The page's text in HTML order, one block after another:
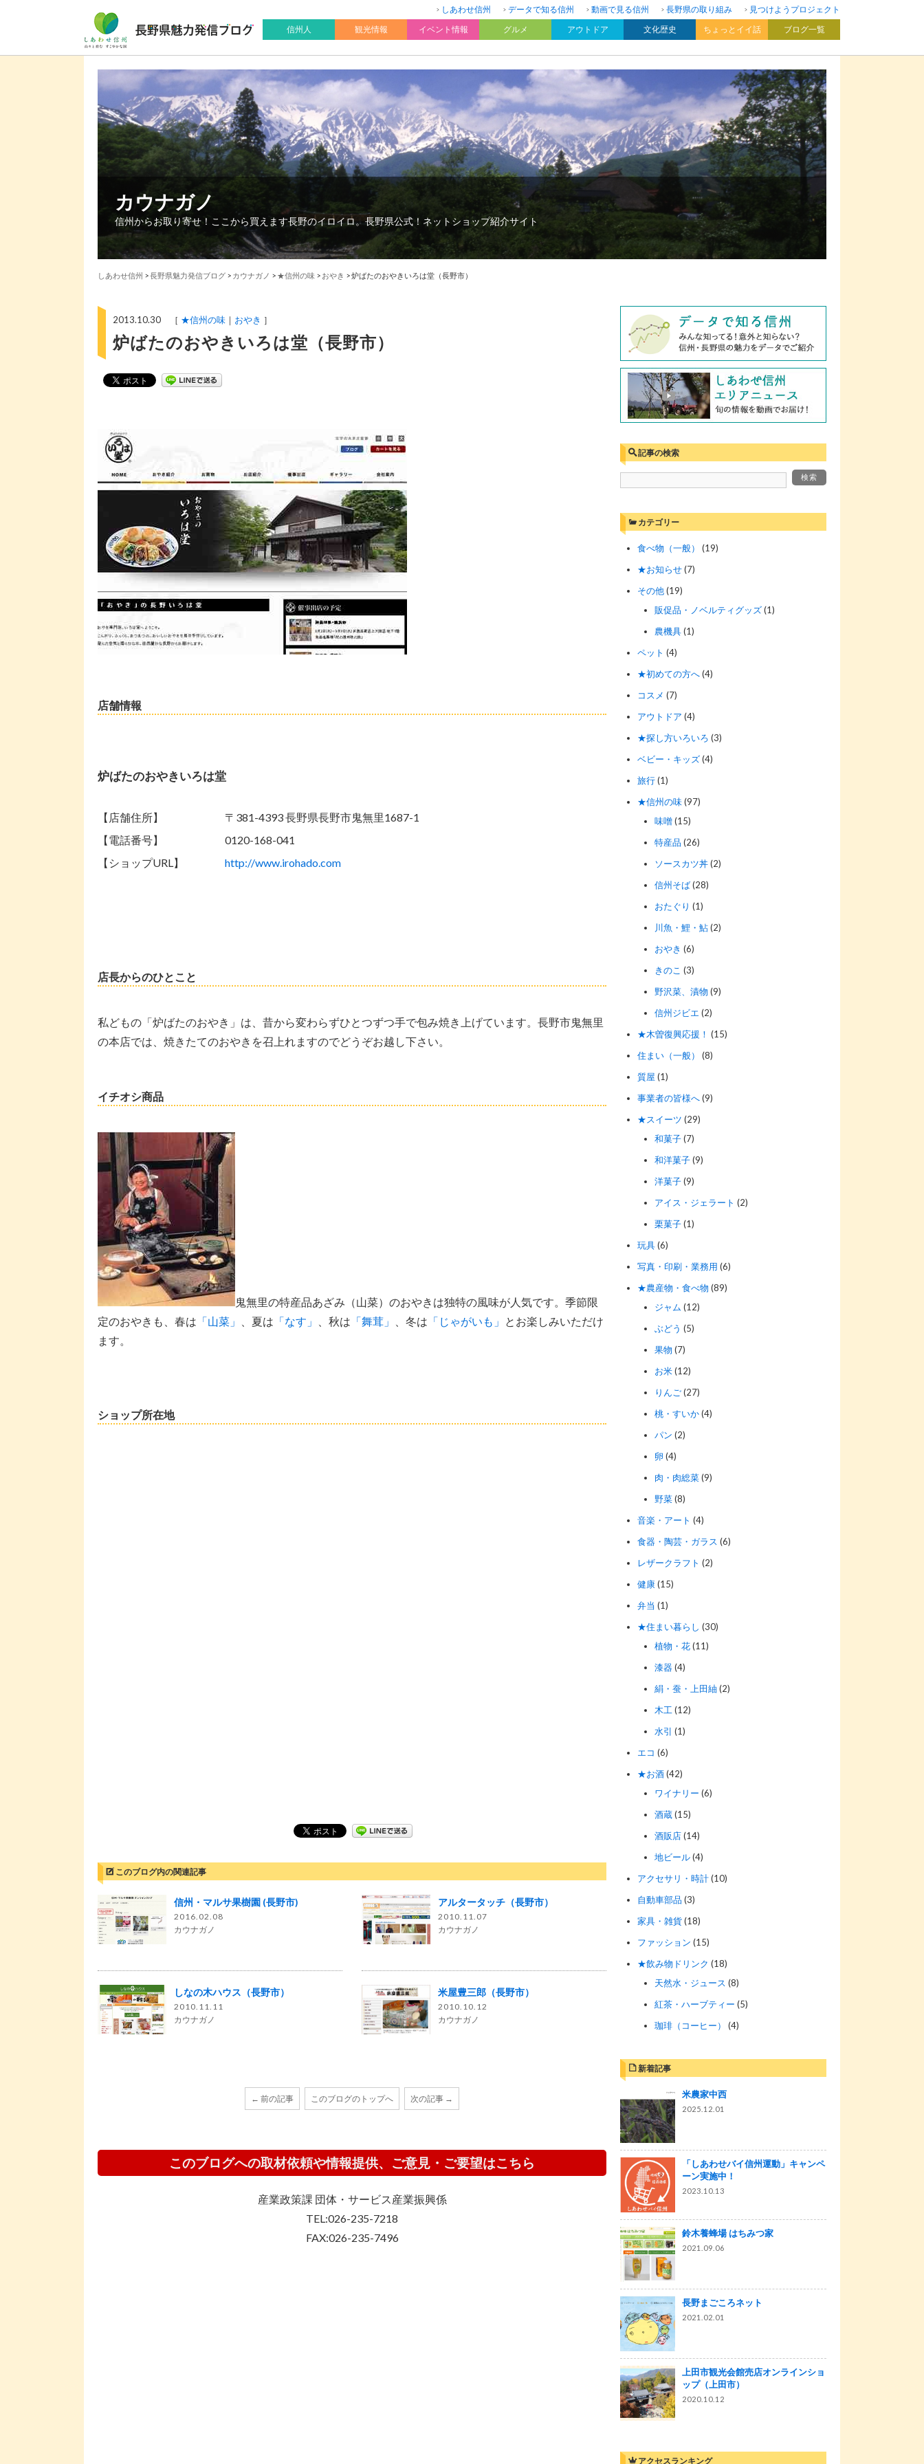
しあわせ信州 データで知る信州 動画で見る信州 長野県の取り組み
見つけようプロジェクト
信州人
観光情報 イベント情報 グルメ アウトドア 文化歴史 ちょっとイイ話 ブログ一覧
カウナガノ
信州からお取り寄せ！ここから買えます長野のイロイロ。長野県公式！ネットショップ紹介サイト
しあわせ信州 >長野県魅力発信ブログ > カウナガノ > ★信州の味 > おやき >炉ばたのおやきいろは堂（長野市）
2013.10.30 ［ ★信州の味 おやき ］
炉ばたのおやきいろは堂（長野市）
店舗情報
炉ばたのおやきいろは堂
【店舗住所】
〒381-4393 長野県長野市鬼無里1687-1
【電話番号】
0120-168-041
【ショップURL】
http://www.irohado.com
店長からのひとこと
私どもの「炉ばたのおやき」は、昔から変わらずひとつずつ手で包み焼き上げています。長野市鬼無里
の本店では、焼きたてのおやきを召上れますのでどうぞお越し下さい。
イチオシ商品
鬼無里の特産品あざみ（山菜）のおやきは独特の風味が人気です。季節限
定のおやきも、春は 「山菜」 、夏は 「なす」 、秋は 「舞茸」 、冬は 「じゃがいも」
とお楽しみいただけ
ます。
ショップ所在地
このブログ内の関連記事
信州・マルサ果樹園 (長野市)
2016.02.08
カウナガノ
アルタータッチ（長野市）
2010.11.07
カウナガノ
しなの木ハウス（長野市）
2010.11.11
カウナガノ
米屋豊三郎（長野市）
2010.10.12
カウナガノ
← 前の記事 このブログのトップへ 次の記事 →
このブログへの取材依頼や情報提供、ご意見・ご要望はこちら
産業政策課 団体・サービス産業振興係
TEL:026-235-7218
FAX:026-235-7496
記事の検索
カテゴリー
食べ物（一般）
(19)
★お知らせ(7)
その他(19)
販促品・ノベルティグッズ(1)
農機具(1)
ペット (4)
★初めての方へ(4)
コスメ (7)
アウトドア (4)
★探し方いろいろ (3)
ベビー・キッズ(4)
旅行(1)
★信州の味(97)
味噌(15)
特産品 (26)
ソースカツ丼(2)
信州そば(28)
おたぐり (1)
川魚・鯉・鮎(2)
おやき (6)
きのこ (3)
野沢菜、漬物 (9)
信州ジビエ (2)
★木曽復興応援！ (15)
住まい（一般）
(8)
質屋 (1)
事業者の皆様へ(9)
★スイーツ (29)
和菓子(7)
和洋菓子(9)
洋菓子(9)
アイス・ジェラート (2)
栗菓子(1)
玩具(6)
写真・印刷・業務用 (6)
★農産物・食べ物 (89)
ジャム (12)
ぶどう (5)
果物 (7)
お米(12)
りんご(27)
桃・すいか(4)
パン (2)
卵 (4)
肉・肉総菜(9)
野菜(8)
音楽・アート (4)
食器・陶芸・ガラス (6)
レザークラフト (2)
健康(15)
弁当 (1)
★住まい暮らし (30)
植物・花(11)
漆器(4)
絹・蚕・上田紬(2)
木工 (12)
水引 (1)
エコ (6)
★お酒(42)
ワイナリー (6)
酒蔵(15)
酒販店(14)
地ビール(4)
アクセサリ・時計(10)
自動車部品 (3)
家具・雑貨(18)
ファッション (15)
★飲み物ドリンク (18)
天然水・ジュース (8)
紅茶・ハーブティー (5)
珈琲（コーヒー）
(4)
新着記事
米農家中西
2025.12.01
「しあわせバイ信州運動」キャンペ
ーン実施中！
2023.10.13
鈴木養蜂場 はちみつ家
2021.09.06
長野まごころネット
2021.02.01
上田市観光会館売店オンラインショ
ップ（上田市）
2020.10.12
アクセスランキング